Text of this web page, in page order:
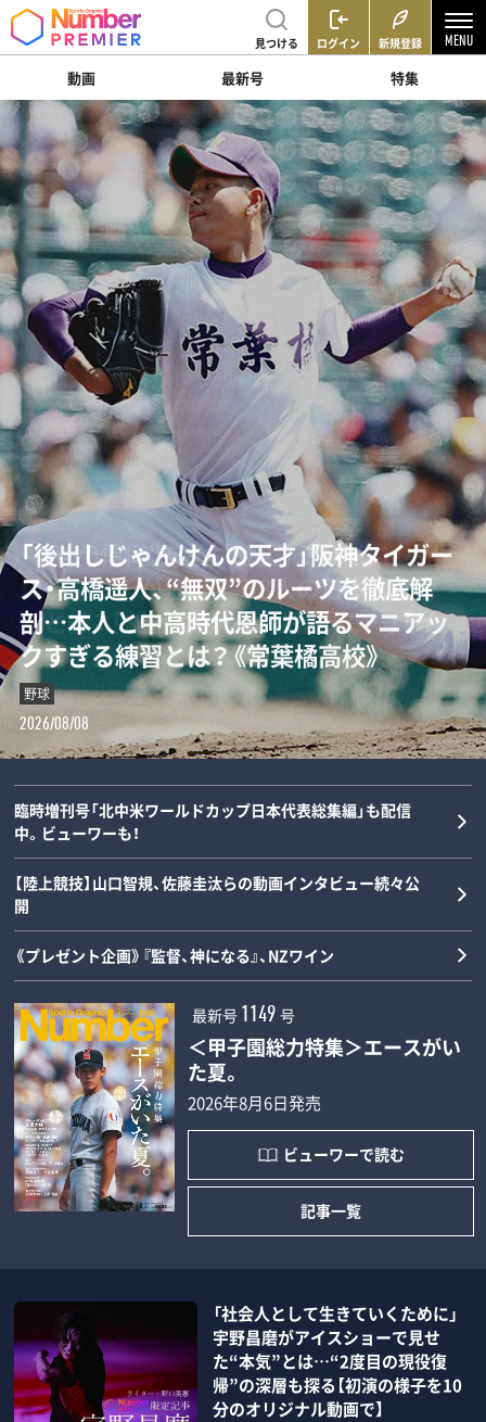
見つける ログイン 新規登録
動画 最新号 特集
「“0－0信仰”を払拭せよ」ミハイロ・ペト
ロヴィッチが注目する3人の日本人指導
者とは？「松橋力蔵さんは新潟で…」【イ
ンタビュー】
サッカー
2026/08/08
「後出しじゃんけんの天才」阪神タイガー
ス・高橋遥人、“無双”のルーツを徹底解
剖…本人と中高時代恩師が語るマニアッ
クすぎる練習とは？《常葉橘高校》
野球
2026/08/08
ダルビッシュの夏を終わらせた三塁手…
22年後に浮かべた“笑顔”と“涙”の理由
とは？《最強右腕「甲子園ラストゲーム」
の真実》
野球
2026/08/07
「女の子が男装して校内へ!?」荒木大輔と
斎藤佑樹が語る甲子園フィーバーと“あ
の夏の匂い”「早実は横浜と同じタイプで
した」《スペシャル対談》
野球
2026/08/06
臨時増刊号「北中米ワールドカップ日本代表総集編」も配信
中。ビューワーも！
【陸上競技】山口智規、佐藤圭汰らの動画インタビュー続々公
開
《プレゼント企画》『監督、神になる』、NZワイン
最新号 1149 号
＜甲子園総力特集＞エースがい
た夏。
2026年8月6日発売
ビューワーで読む
記事一覧
「社会人として生きていくために」
宇野昌磨がアイスショーで見せ
た“本気”とは…“2度目の現役復
帰”の深層も探る【初演の様子を10
分のオリジナル動画で】